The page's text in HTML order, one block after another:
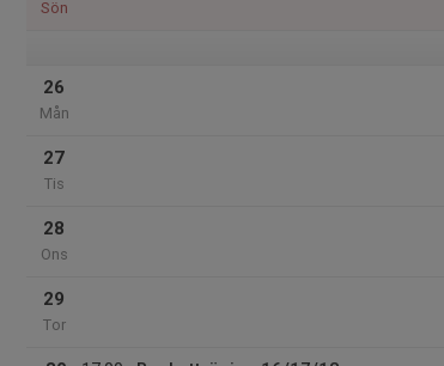
Sön
26
Mån
27
Tis
28
Ons
29
Tor